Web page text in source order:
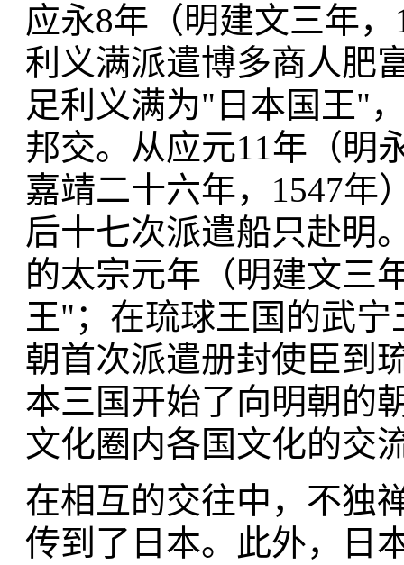
应永8年（明建文三年
利义满派遣博多商人肥
足利义满为"日本国王"
邦交。从应元11年（明
嘉靖二十六年，1547年
后十七次派遣船只赴明
的太宗元年（明建文三
王"；在琉球王国的武
朝首次派遣册封使臣到
本三国开始了向明朝的
文化圈内各国文化的交
在相互的交往中，不独
传到了日本。此外，日